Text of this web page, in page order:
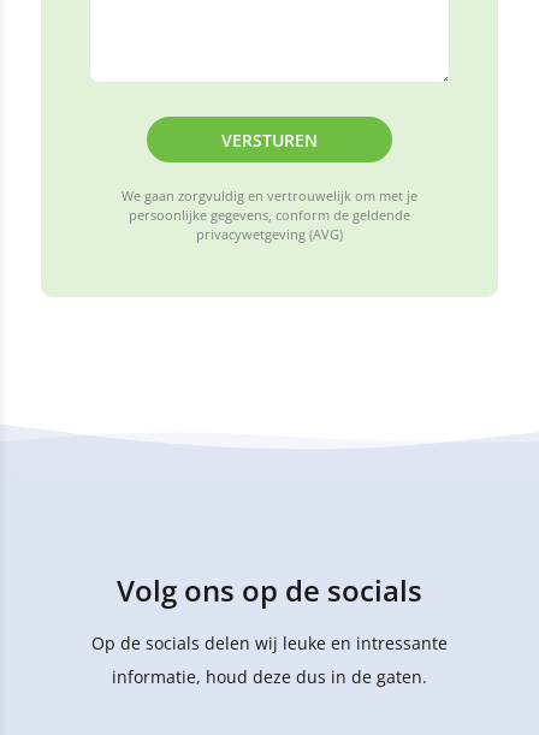
VERSTUREN
We gaan zorgvuldig en vertrouwelijk om met je
persoonlijke gegevens, conform de geldende
privacywetgeving (AVG)
Volg ons op de socials
Op de socials delen wij leuke en intressante
informatie, houd deze dus in de gaten.